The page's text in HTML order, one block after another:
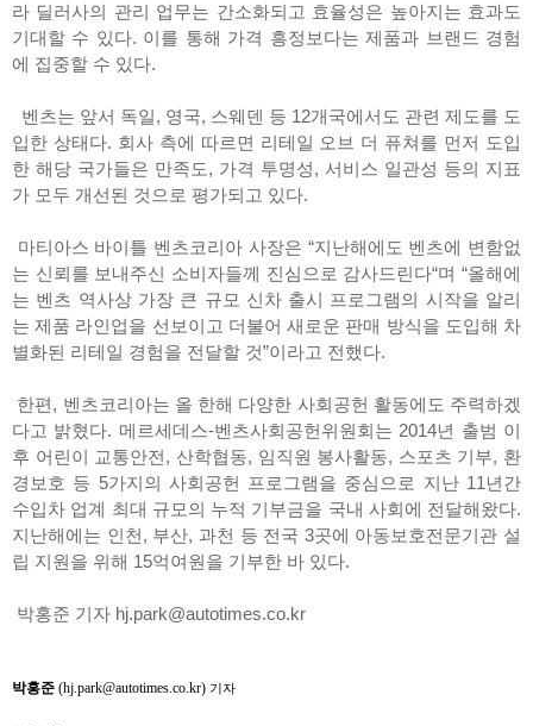
라 딜러사의 관리 업무는 간소화되고 효율성은 높아지는 효과도
기대할 수 있다. 이를 통해 가격 흥정보다는 제품과 브랜드 경험
에 집중할 수 있다.
벤츠는 앞서 독일, 영국, 스웨덴 등 12개국에서도 관련 제도를 도
입한 상태다. 회사 측에 따르면 리테일 오브 더 퓨쳐를 먼저 도입
한 해당 국가들은 만족도, 가격 투명성, 서비스 일관성 등의 지표
가 모두 개선된 것으로 평가되고 있다.
마티아스 바이틀 벤츠코리아 사장은 “지난해에도 벤츠에 변함없
는 신뢰를 보내주신 소비자들께 진심으로 감사드린다“며 “올해에
는 벤츠 역사상 가장 큰 규모 신차 출시 프로그램의 시작을 알리
는 제품 라인업을 선보이고 더불어 새로운 판매 방식을 도입해 차
별화된 리테일 경험을 전달할 것”이라고 전했다.
한편, 벤츠코리아는 올 한해 다양한 사회공헌 활동에도 주력하겠
다고 밝혔다. 메르세데스-벤츠사회공헌위원회는 2014년 출범 이
후 어린이 교통안전, 산학협동, 임직원 봉사활동, 스포츠 기부, 환
경보호 등 5가지의 사회공헌 프로그램을 중심으로 지난 11년간
수입차 업계 최대 규모의 누적 기부금을 국내 사회에 전달해왔다.
지난해에는 인천, 부산, 과천 등 전국 3곳에 아동보호전문기관 설
립 지원을 위해 15억여원을 기부한 바 있다.
박홍준 기자 hj.park@autotimes.co.kr
박홍준 (hj.park@autotimes.co.kr) 기자